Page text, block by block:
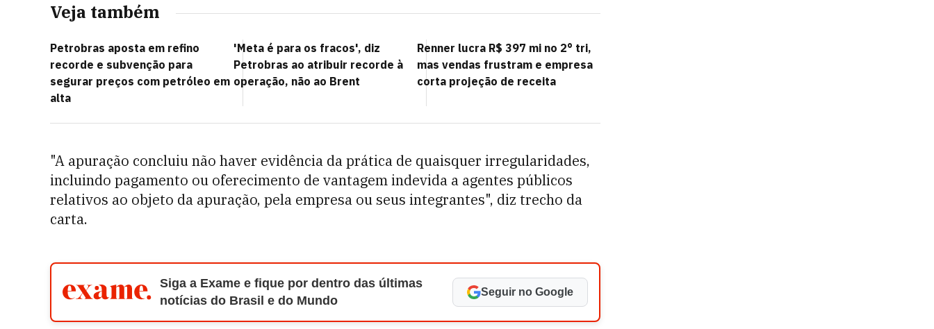
Veja também
Petrobras aposta em refino
recorde e subvenção para
segurar preços com petróleo em
alta
'Meta é para os fracos', diz
Petrobras ao atribuir recorde à
operação, não ao Brent
Renner lucra R$ 397 mi no 2° tri,
mas vendas frustram e empresa
corta projeção de receita
"A apuração concluiu não haver evidência da prática de quaisquer irregularidades,
incluindo pagamento ou oferecimento de vantagem indevida a agentes públicos
relativos ao objeto da apuração, pela empresa ou seus integrantes", diz trecho da
carta.
Siga a Exame e fique por dentro das últimas
notícias do Brasil e do Mundo
Seguir no Google